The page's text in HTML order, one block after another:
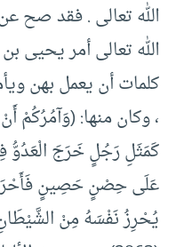
الله تعالى . فقد صح
الله تعالى أمر يحيى
كلمات أن يعمل بهن
، وكان منها: (وَآمُرُكُمْ
كَمَثَلِ رَجُلٍ خَرَجَ الْعَدُوُّ
عَلَى حِصْنٍ حَصِينٍ فَأَحْرَزَ
يُحْرِزُ نَفْسَهُ مِنْ الشَّيْطَانِ